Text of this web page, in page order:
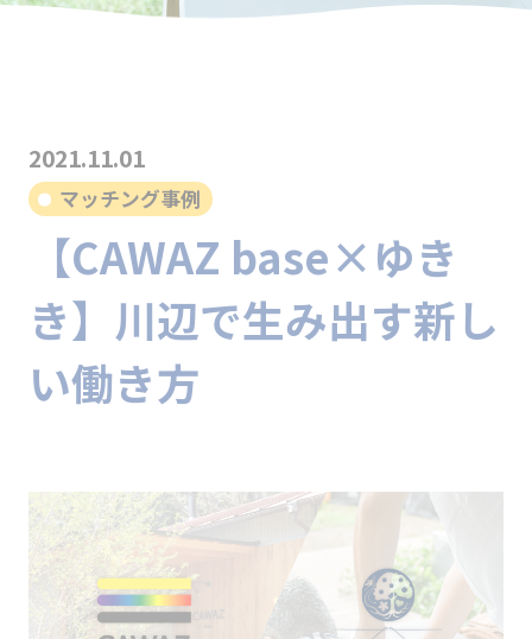
2021.11.01
マッチング事例
【CAWAZ base×ゆき
き】川辺で生み出す新し
い働き方